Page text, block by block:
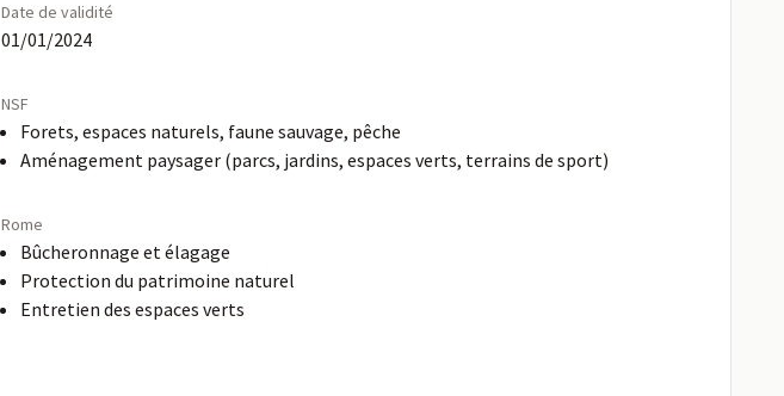
Date de validité
01/01/2024
NSF
Forets, espaces naturels, faune sauvage, pêche
Aménagement paysager (parcs, jardins, espaces verts, terrains de sport)
Rome
Bûcheronnage et élagage
Protection du patrimoine naturel
Entretien des espaces verts